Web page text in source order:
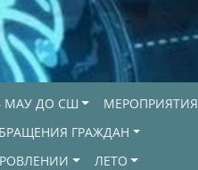
МАУ ДО СШ
МЕРОПРИЯТИЯ
ГРАЖДАН
ЛЕТО